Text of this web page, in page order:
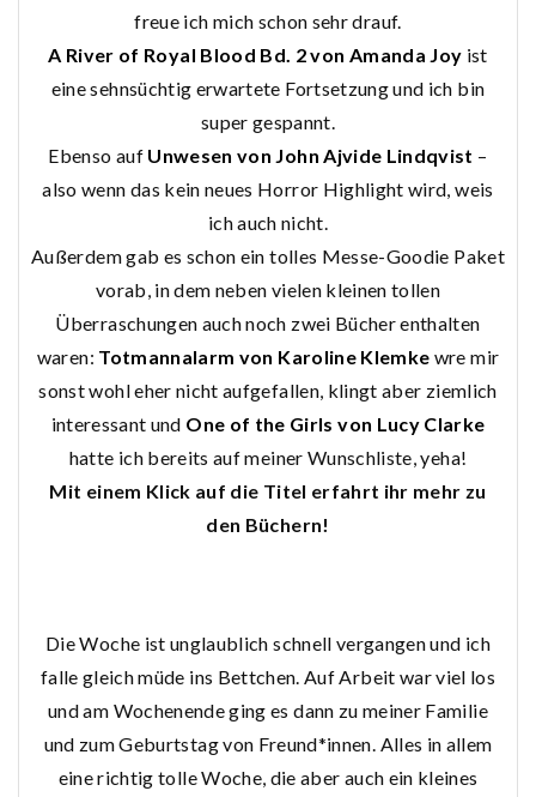
freue ich mich schon sehr drauf.
A River of Royal Blood Bd. 2 von Amanda Joy ist
eine sehnsüchtig erwartete Fortsetzung und ich bin
super gespannt.
Ebenso auf Unwesen von John Ajvide Lindqvist –
also wenn das kein neues Horror Highlight wird, weis
ich auch nicht.
Außerdem gab es schon ein tolles Messe-Goodie Paket
vorab, in dem neben vielen kleinen tollen
Überraschungen auch noch zwei Bücher enthalten
waren: Totmannalarm von Karoline Klemke wre mir
sonst wohl eher nicht aufgefallen, klingt aber ziemlich
interessant und One of the Girls von Lucy Clarke
hatte ich bereits auf meiner Wunschliste, yeha!
Mit einem Klick auf die Titel erfahrt ihr mehr zu
den Büchern!
Die Woche ist unglaublich schnell vergangen und ich
falle gleich müde ins Bettchen. Auf Arbeit war viel los
und am Wochenende ging es dann zu meiner Familie
und zum Geburtstag von Freund*innen. Alles in allem
eine richtig tolle Woche, die aber auch ein kleines